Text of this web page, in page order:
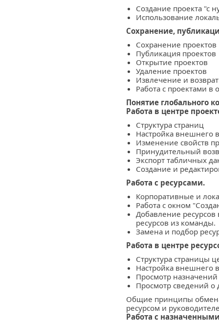
Создание проекта "с
Использование
Сохранение,
Сохранение
Публикация проектов
Открытие проектов
Удаление проектов
Извлечение и
Работа с проектами в
Понятие глобального
Работа в центре
Структура страниц
Настройка внешнего
Изменение свойств
Принудительный
Экспорт табличных
Создание и
Работа с ресурсами.
Корпоративные и
Рaбота с окном
Добавление
ресурсов из команды.
Замена и подбор
Работа в центре
Структура страницы
Настройка внешнего
Просмотр назначений
Просмотр сведений о
Общие принципы
ресурсом и
Работа с